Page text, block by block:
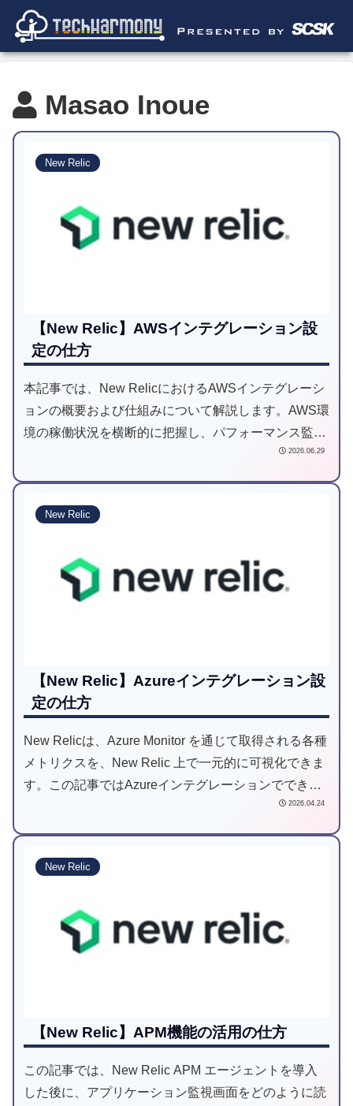
Masao Inoue
New Relic
【New Relic】AWSインテグレーション設
定の仕方
本記事では、New RelicにおけるAWSインテグレーシ
ョンの概要および仕組みについて解説します。AWS環
境の稼働状況を横断的に把握し、パフォーマンス監視
およびコスト最適化の判断に活用することが可能とな
2026.06.29
New Relic
【New Relic】Azureインテグレーション設
定の仕方
New Relicは、Azure Monitor を通じて取得される各種
メトリクスを、New Relic 上で一元的に可視化できま
す。この記事ではAzureインテグレーションでできる
こと、コスト、手順について解説していきます。2026.04.24
New Relic
【New Relic】APM機能の活用の仕方
この記事では、New Relic APM エージェントを導入
した後に、アプリケーション監視画面をどのように読